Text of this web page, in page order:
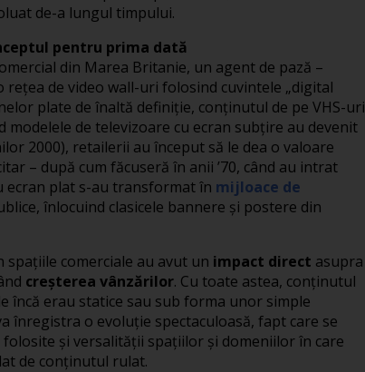
de-a lungul timpului.
pentru prima dată
din Marea Britanie, un agent de pază –
de video wall-uri folosind cuvintele „digital
plate de înaltă definiţie, conţinutul de pe VHS-uri
modelele de televizoare cu ecran subţire au devenit
2000), retailerii au început să le dea o valoare
– după cum făcuseră în anii ’70, când au intrat
ecran plat s-au transformat în mijloace de
înlocuind clasicele bannere şi postere din
comerciale au avut un impact direct asupra
creşterea vânzărilor. Cu toate astea, conţinutul
încă erau statice sau sub forma unor simple
înregistra o evoluţie spectaculoasă, fapt care se
şi versalităţii spaţiilor şi domeniilor în care
de conţinutul rulat.